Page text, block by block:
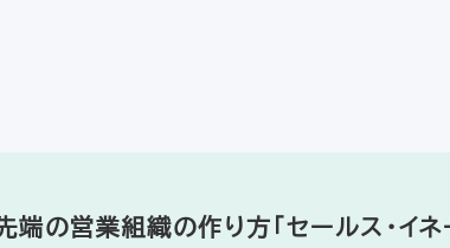
端の営業組織の作り方「セールス・イ